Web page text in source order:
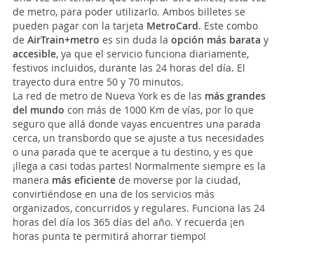
de metro, para poder utilizarlo. Ambos billetes se
pueden pagar con la tarjeta MetroCard. Este combo
de AirTrain+metro es sin duda la opción más barata y
accesible, ya que el servicio funciona diariamente,
festivos incluidos, durante las 24 horas del día. El
trayecto dura entre 50 y 70 minutos.
La red de metro de Nueva York es de las más grandes
del mundo con más de 1000 Km de vías, por lo que
seguro que allá donde vayas encuentres una parada
cerca, un transbordo que se ajuste a tus necesidades
o una parada que te acerque a tu destino, y es que
¡llega a casi todas partes! Normalmente siempre es la
manera más eficiente de moverse por la ciudad,
convirtiéndose en una de los servicios más
organizados, concurridos y regulares. Funciona las 24
horas del día los 365 días del año. Y recuerda ¡en
horas punta te permitirá ahorrar tiempo!